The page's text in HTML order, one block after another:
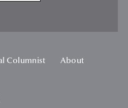
Columnist
About